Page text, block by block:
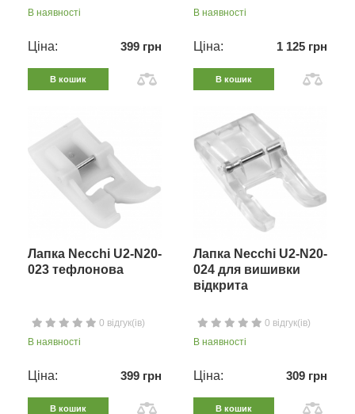
В наявності
Ціна: 399 грн
В кошик
В наявності
Ціна: 1 125 грн
В кошик
Лапка Necchi U2-N20-
023 тефлонова
0 відгук(ів)
В наявності
Ціна: 399 грн
В кошик
Лапка Necchi U2-N20-
024 для вишивки
відкрита
0 відгук(ів)
В наявності
Ціна: 309 грн
В кошик